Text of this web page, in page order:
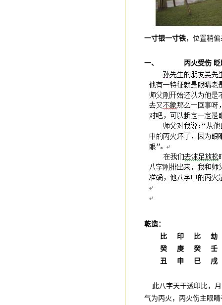
一寸银一寸铁，位置稍
一、 丙火受伤
乾造：
比 印 比 劫
癸 庚 癸 壬
丑 申 巳 戌
此八字天干透印比，月
气为丙火，丙火伤主眼